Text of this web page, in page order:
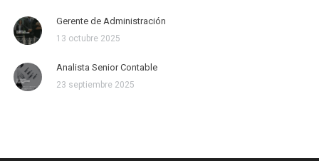
Gerente de Administración
13 octubre 2025
Analista Senior Contable
23 septiembre 2025